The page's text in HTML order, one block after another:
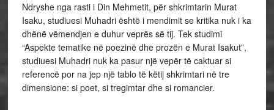
Ndryshe nga rasti i Din Mehmetit, për shkrimtarin Murat
Isaku, studiuesi Muhadri është i mendimit se kritika nuk i ka
dhënë vëmendjen e duhur veprës së tij. Tek studimi
“Aspekte tematike në poezinë dhe prozën e Murat Isakut”,
studiuesi Muhadri nuk ka pasur një vepër të caktuar si
referencë por na jep një tablo të këtij shkrimtari në tre
dimensione: si poet, si tregimtar dhe si romancier.